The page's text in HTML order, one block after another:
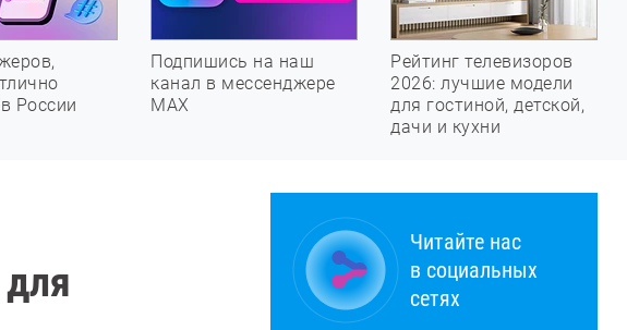
России
Подпишись на наш
канал в мессенджере
МАХ
Рейтинг телевизоров
2026: лучшие модели
для гостиной, детской,
дачи и кухни
Читайте нас
в социальных
сетях